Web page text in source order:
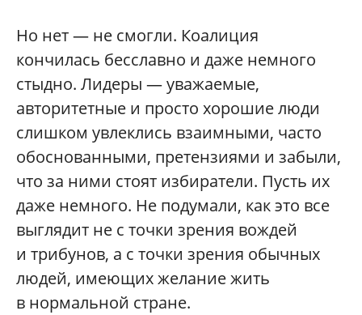
Но нет — не смогли. Коалиция
кончилась бесславно и даже немного
стыдно. Лидеры — уважаемые,
авторитетные и просто хорошие люди
слишком увлеклись взаимными, часто
обоснованными, претензиями и забыли,
что за ними стоят избиратели. Пусть их
даже немного. Не подумали, как это все
выглядит не с точки зрения вождей
и трибунов, а с точки зрения обычных
людей, имеющих желание жить
в нормальной стране.